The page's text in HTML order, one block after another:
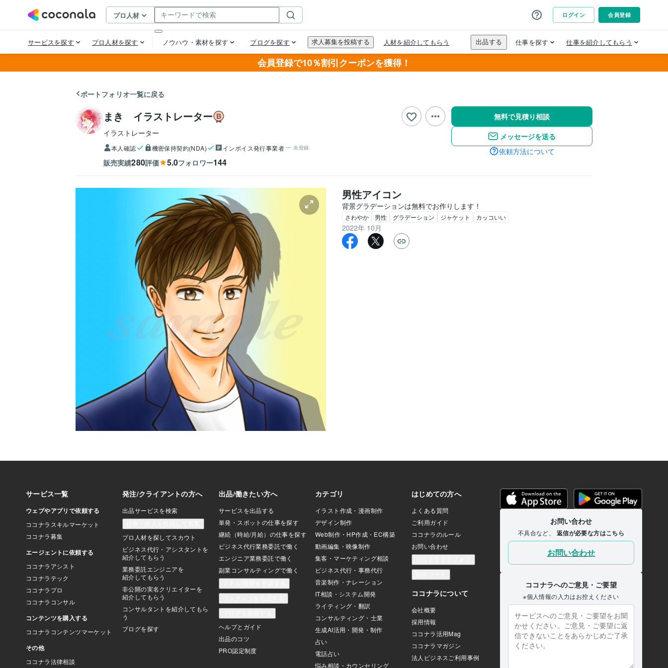
会員登録で10％割引クーポンを獲得！
ポートフォリオ一覧に戻る
まき イラストレーター
イラストレーター
本人確認 機密保持契約(NDA) インボイス発行事業者 未登録
販売実績280評価 5.0フォロワー144
無料で見積り相談
メッセージを送る
依頼方法について
男性アイコン
背景グラデーションは無料でお作りします！
さわやか 男性 グラデーション ジャケット カッコいい
2022年 10月